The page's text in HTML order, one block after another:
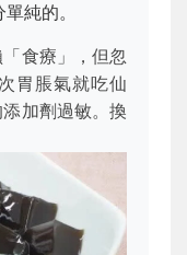
純的。
食療」，但忽
胃脹氣就吃仙
加劑過敏。換